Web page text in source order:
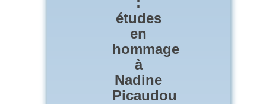
études
en
hommage
à
Nadine
Picaudou